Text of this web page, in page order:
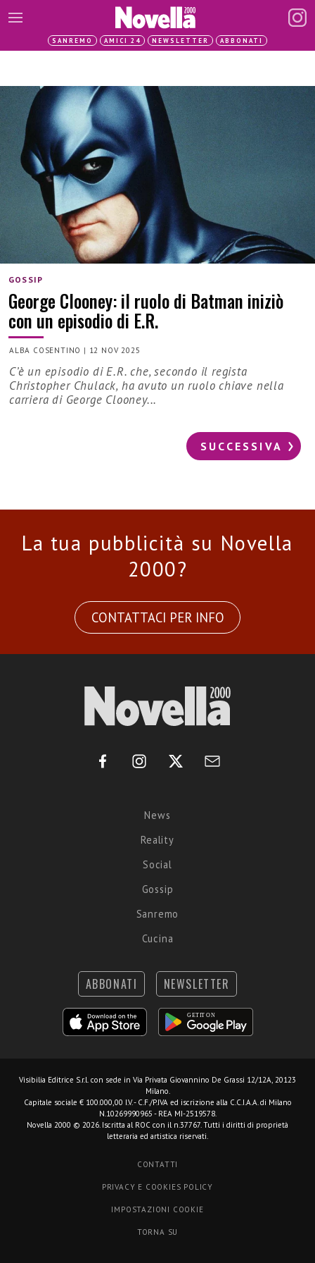
SANREMO AMICI 24 NEWSLETTER ABBONATI
GOSSIP
George Clooney: il ruolo di Batman iniziò
con un episodio di E.R.
ALBA COSENTINO | 12 NOV 2025
C’è un episodio di E.R. che, secondo il regista
Christopher Chulack, ha avuto un ruolo chiave nella
carriera di George Clooney...
SUCCESSIVA
La tua pubblicità su Novella
2000?
CONTATTACI PER INFO
News
Reality
Social
Gossip
Sanremo
Cucina
ABBONATI NEWSLETTER
Visibilia Editrice S.r.l. con sede in Via Privata Giovannino De Grassi 12/12A, 20123
Milano.
Capitale sociale € 100.000,00 I.V. - C.F./P.IVA ed iscrizione alla C.C.I.A.A. di Milano
N.10269990965 - REA MI-2519578.
Novella 2000 © 2026. Iscritta al ROC con il n.37767. Tutti i diritti di proprietà
letteraria ed artistica riservati.
CONTATTI
PRIVACY E COOKIES POLICY
IMPOSTAZIONI COOKIE
TORNA SU